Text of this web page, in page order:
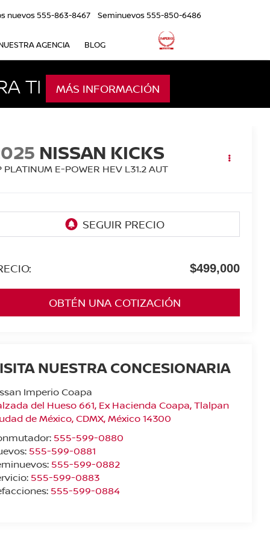
nuevos555-863-8467 Seminuevos555-850-6486
AGENCIA BLOG
TI MÁS INFORMACIÓN
NISSAN KICKS
PLATINUM E-POWER HEV L31.2 AUT
$499,000
OBTÉN UNA COTIZACIÓN
NUESTRA CONCESIONARIA
Imperio Coapa
del Hueso 661, Ex Hacienda Coapa, Tlalpan
de México,CDMX, México14300
555-599-0880
555-599-0881
555-599-0882
555-599-0883
555-599-0884